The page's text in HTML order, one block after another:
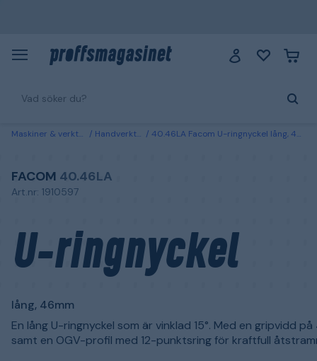
Maskiner & verktyg Handverktyg 40.46LA Facom U-ringnyckel lång, 46mm
FACOM 40.46LA
Art.nr: 1910597
U-ringnyckel
lång, 46mm
En lång U-ringnyckel som är vinklad 15°. Med en gripvidd
samt en OGV-profil med 12-punktsring för kraftfull